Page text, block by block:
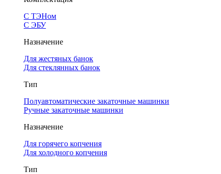
С ТЭНом
С ЭБУ
Назначение
Для жестяных банок
Для стеклянных банок
Тип
Полуавтоматические закаточные машинки
Ручные закаточные машинки
Назначение
Для горячего копчения
Для холодного копчения
Тип